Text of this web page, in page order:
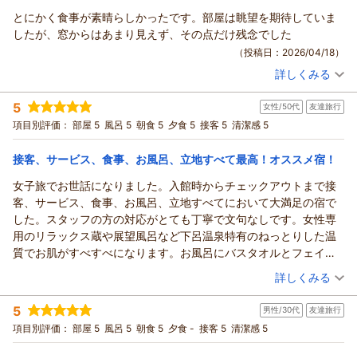
うございます。完成後も、お客様に心からご満足いただけるお
もてなしをご提供できるよう努めてまいります。
暑い日が続きますので、どうぞお身体を大切にお過ごしくださ
（返信日：2026/07/03）
本陣平野屋 光風館からの返信
この度は本陣平野屋にご宿泊いただき、誠にありがとうござい
「おもてなし最高」とのお言葉をいただき、スタッフ一同大変
嬉しく拝見いたしました。また、館内でも快適にお過ごしいた
だけたご様子に安堵しております。
本陣平野屋では、お客様に心からくつろいでいただけるよう、
一人ひとりのお客様に寄り添ったおもてなしを大切にしており
ます。大浴場のタオル類も、身軽にご利用いただけるようご用
す。
さらに、ご友人にも本陣平野屋をご推薦くださったとのこと、
心より感謝申し上げます。お客様からの「おすすめしたい」と
いうお言葉は、私どもにとって何よりの励みです。
これからも、高山での滞在が思い出深いものとなるよう、心を
いませ。
お客様係・中屋
とにかく食事が素晴らしかったです。部屋は眺望を期待していま
したが、窓からはあまり見えず、その点だけ残念でした
（投稿日：2026/04/18）
投稿者： ひまのさん(男性/50代)
宿泊プラン： 【リラぎふ】飛騨牛鉄板焼き付の月替わり会席プラン♪
和室
朝・夕
朝/個室利用 夕/個室利用
宿泊価格帯： 23,001～24,000円(大人一人あたり/税込)
このたびは、本陣平野屋にお泊まりいただき、本当にありがと
うございました。
また、お食事について「素晴らしかった」とのお言葉をいただ
き、とてもうれしく読ませていただいております。
そのように感じていただけて何よりでございます。
一方で、お部屋からの眺めにつきましては、ご期待に添えず残
念なお気持ちにさせてしまい申し訳ございません。お部屋の位
置により景色が異なる点につきまして、今後のご案内の参考と
詳しくみる
5 女性/50代 友達旅行
項目別評価： 部屋 5 風呂 5 朝食 5 夕食 5 接客 5 清潔感 5
接客、サービス、食事、お風呂、立地すべて最高！オススメ宿！
女子旅でお世話になりました。入館時からチェックアウトまで接
客、サービス、食事、お風呂、立地すべてにおいて大満足の宿で
した。スタッフの方の対応がとても丁寧で文句なしです。女性専
用のリラックス蔵や展望風呂など下呂温泉特有のねっとりした温
質でお肌がすべすべになります。お風呂にバスタオルとフェイス
タオルが全て置いてあるので部屋から持ち出しをする必要もな
く、毎回清潔なタオルを使用することができます。部屋着も色浴
衣か作務衣と選べ浴衣が苦手な方でも大丈夫です。食事は会席料
理で夕食は目でも楽しめるほど工夫されていて味も量も大変満足
のいくものでした。赤い中橋を部屋から望め眺望抜群、映え写真
（投稿日：2026/03/09）
宿泊時期： 2026年03月宿泊 (友達旅行)
投稿者： のりちゃんさん
宿泊プラン： 【平日限定★ぎふ旅】お部屋グレードアップ！飛騨牛鉄板焼き
詳しくみる
5 男性/30代 友達旅行
項目別評価： 部屋 5 風呂 5 朝食 5 夕食 - 接客 5 清潔感 5